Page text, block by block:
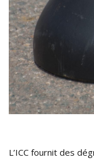
L’ICC fournit des